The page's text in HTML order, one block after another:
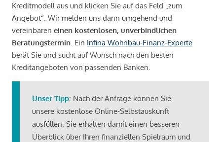
Kreditmodell aus und klicken Sie auf das Feld „zum
Angebot“. Wir melden uns dann umgehend und
vereinbaren einen kostenlosen, unverbindlichen
Beratungstermin . Ein Infina Wohnbau-Finanz-Experte
berät Sie und sucht auf Wunsch nach den besten
Kreditangeboten von passenden Banken.
Unser Tipp: Nach der Anfrage können Sie
unsere kostenlose Online-Selbstauskunft
ausfüllen. Sie erhalten damit einen besseren
Überblick über Ihren finanziellen Spielraum und